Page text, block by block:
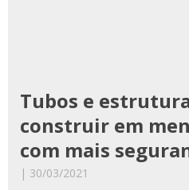
Tubos e
construir em
com mais
30/03/2021